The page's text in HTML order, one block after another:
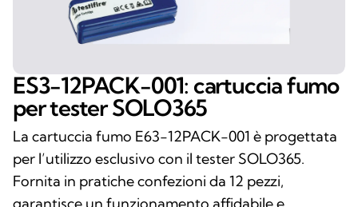
ES3-12PACK-001: cartuccia fumo
per tester SOLO365
La cartuccia fumo E63-12PACK-001 è progettata
per l’utilizzo esclusivo con il tester SOLO365.
Fornita in pratiche confezioni da 12 pezzi,